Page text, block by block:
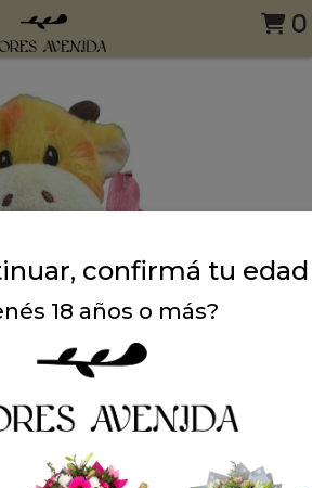
0
confirmá tu edad
18 años o más?